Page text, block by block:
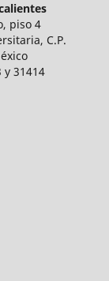
piso 4
C.P.
y 31414